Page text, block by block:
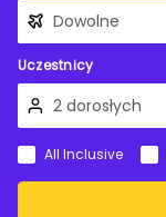
Uczestnicy
All Inclusive